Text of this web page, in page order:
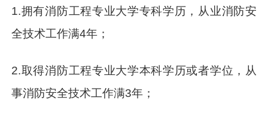
1.拥有消防工程专业大学专科学历，从业消防安
全技术工作满4年；
2.取得消防工程专业大学本科学历或者学位，从
事消防安全技术工作满3年；